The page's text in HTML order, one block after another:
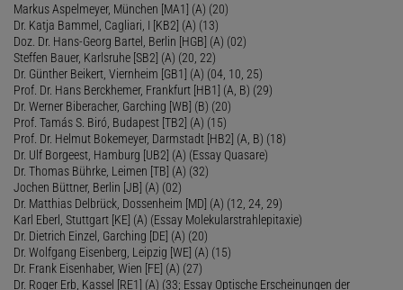
Markus Aspelmeyer, München [MA1] (A) (20)
Dr. Katja Bammel, Cagliari, I [KB2] (A) (13)
Doz. Dr. Hans-Georg Bartel, Berlin [HGB] (A) (02)
Steffen Bauer, Karlsruhe [SB2] (A) (20, 22)
Dr. Günther Beikert, Viernheim [GB1] (A) (04, 10, 25)
Prof. Dr. Hans Berckhemer, Frankfurt [HB1] (A, B) (29)
Dr. Werner Biberacher, Garching [WB] (B) (20)
Prof. Tamás S. Biró, Budapest [TB2] (A) (15)
Prof. Dr. Helmut Bokemeyer, Darmstadt [HB2] (A, B) (18)
Dr. Ulf Borgeest, Hamburg [UB2] (A) (Essay Quasare)
Dr. Thomas Bührke, Leimen [TB] (A) (32)
Jochen Büttner, Berlin [JB] (A) (02)
Dr. Matthias Delbrück, Dossenheim [MD] (A) (12, 24, 29)
Karl Eberl, Stuttgart [KE] (A) (Essay Molekularstrahlepitaxie)
Dr. Dietrich Einzel, Garching [DE] (A) (20)
Dr. Wolfgang Eisenberg, Leipzig [WE] (A) (15)
Dr. Frank Eisenhaber, Wien [FE] (A) (27)
Dr. Roger Erb, Kassel [RE1] (A) (33; Essay Optische Erscheinungen der